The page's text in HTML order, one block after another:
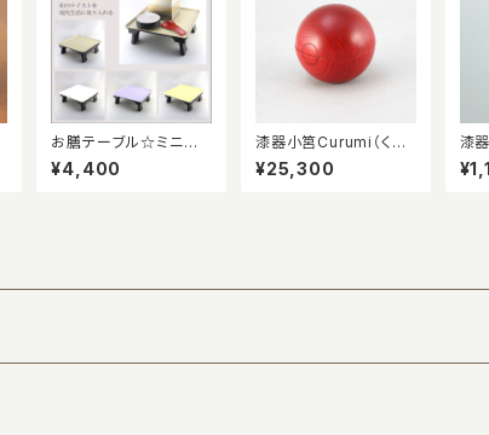
お膳テーブル☆ミニ
折りたたみ式 軽くて持
ち運びに便利！
¥4,400
漆器小筥Curumi（くる
み）朱漆 マグネットタ
イプ 絹袋付 ペット
¥25,300
漆
み